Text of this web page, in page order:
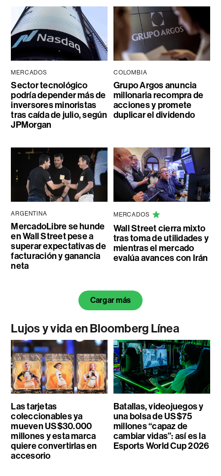
MERCADOS
Sector tecnológico
podría depender más de
inversores minoristas
tras caída de julio, según
JPMorgan
COLOMBIA
Grupo Argos anuncia
millonaria recompra de
acciones y promete
duplicar el dividendo
ARGENTINA
MercadoLibre se hunde
en Wall Street pese a
superar expectativas de
facturación y ganancia
neta
MERCADOS
Wall Street cierra mixto
tras toma de utilidades y
mientras el mercado
evalúa avances con Irán
Cargar más
Lujos y vida en Bloomberg Línea
Las tarjetas
coleccionables ya
mueven US$30.000
millones y esta marca
quiere convertirlas en
accesorio
Batallas, videojuegos y
una bolsa de US$75
millones “capaz de
cambiar vidas”: así es la
Esports World Cup 2026